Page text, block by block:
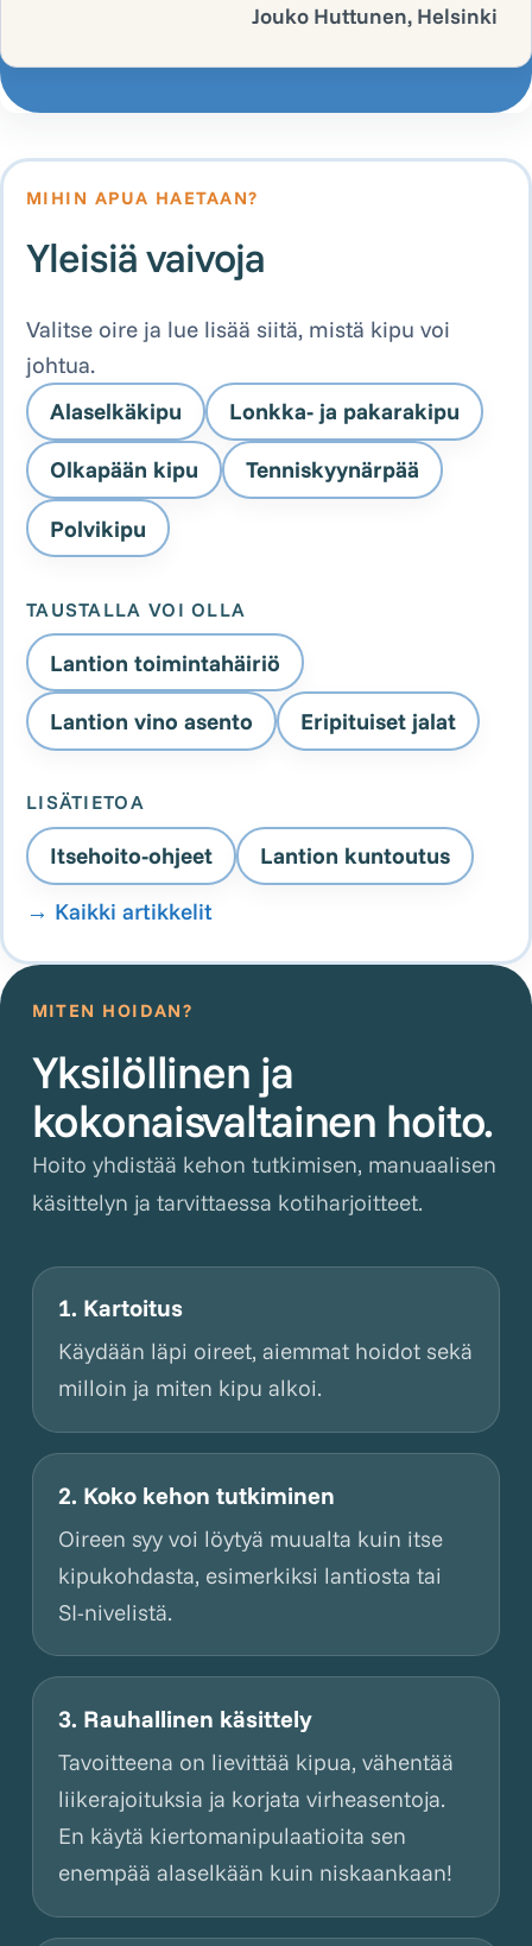
Jouko Huttunen, Helsinki
MIHIN APUA HAETAAN?
Yleisiä vaivoja
Valitse oire ja lue lisää siitä, mistä kipu voi
johtua.
Alaselkäkipu
Lonkka- ja pakarakipu
Olkapään kipu Tenniskyynärpää
Polvikipu
TAUSTALLA VOI OLLA
Lantion toimintahäiriö
Lantion vino asento Eripituiset jalat
LISÄTIETOA
Itsehoito-ohjeet
Lantion kuntoutus
→ Kaikki artikkelit
MITEN HOIDAN?
Yksilöllinen ja
kokonaisvaltainen hoito.
Hoito yhdistää kehon tutkimisen, manuaalisen
käsittelyn ja tarvittaessa kotiharjoitteet.
1. Kartoitus
Käydään läpi oireet, aiemmat hoidot sekä
milloin ja miten kipu alkoi.
2. Koko kehon tutkiminen
Oireen syy voi löytyä muualta kuin itse
kipukohdasta, esimerkiksi lantiosta tai
SI-nivelistä.
3. Rauhallinen käsittely
Tavoitteena on lievittää kipua, vähentää
liikerajoituksia ja korjata virheasentoja.
En käytä kiertomanipulaatioita sen
enempää alaselkään kuin niskaankaan!